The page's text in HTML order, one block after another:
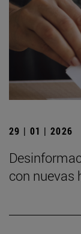
29 | 01 | 2026
con nuevas